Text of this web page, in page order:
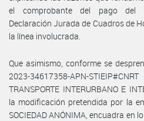
el comprobante del pago del
Declaración Jurada de Cuadros de
la línea involucrada.
Que asimismo, conforme se
2023-34617358-APN-
TRANSPORTE INTERURBANO E
la modificación pretendida por la
SOCIEDAD ANÓNIMA, encuadra en